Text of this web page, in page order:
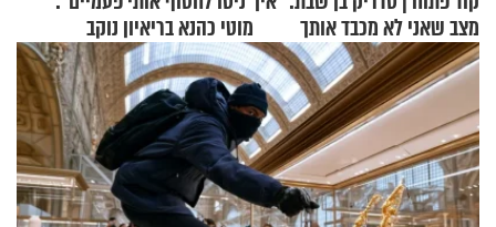
מצב שאני לא מכבד אותך
בבוקר בהנחת תפילין"
מוטי כהנא בריאיון נוקב